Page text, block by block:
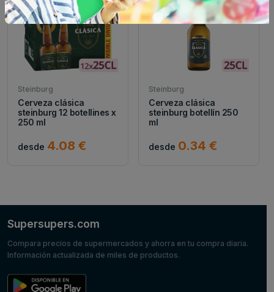
Steinburg
Cerveza clásica
steinburg 12 botellines x
250 ml
desde 4.08 €
Steinburg
Cerveza clásica
steinburg botellín 250
ml
desde 0.34 €
Supersupers.com
Compara precios de supermercados y ahorra en tu compra diaria.
Información actualizada de miles de productos.